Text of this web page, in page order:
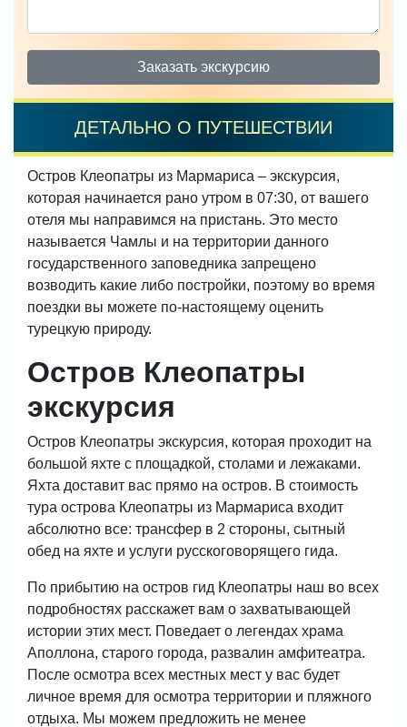
Заказать экскурсию
ДЕТАЛЬНО О ПУТЕШЕСТВИИ
Остров Клеопатры из Мармариса – экскурсия,
которая начинается рано утром в 07:30, от вашего
отеля мы направимся на пристань. Это место
называется Чамлы и на территории данного
государственного заповедника запрещено
возводить какие либо постройки, поэтому во время
поездки вы можете по-настоящему оценить
турецкую природу.
Остров Клеопатры
экскурсия
Остров Клеопатры экскурсия, которая проходит на
большой яхте с площадкой, столами и лежаками.
Яхта доставит вас прямо на остров. В стоимость
тура острова Клеопатры из Мармариса входит
абсолютно все: трансфер в 2 стороны, сытный
обед на яхте и услуги русскоговорящего гида.
По прибытию на остров гид Клеопатры наш во всех
подробностях расскажет вам о захватывающей
истории этих мест. Поведает о легендах храма
Аполлона, старого города, развалин амфитеатра.
После осмотра всех местных мест у вас будет
личное время для осмотра территории и пляжного
отдыха. Мы можем предложить не менее